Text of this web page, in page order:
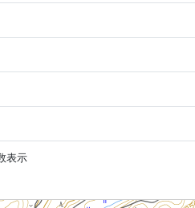
表示